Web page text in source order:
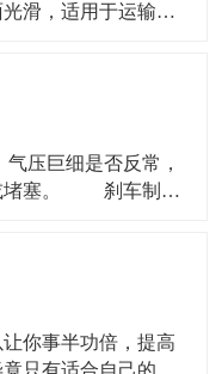
滑，适用于运输食
PU型输送带。 材
钢 ACE
巨细是否反常，
或堵塞。 刹车制动
直于皮带长度方向
轴中心线水平。
你事半功倍，提高
只有适合自己的才